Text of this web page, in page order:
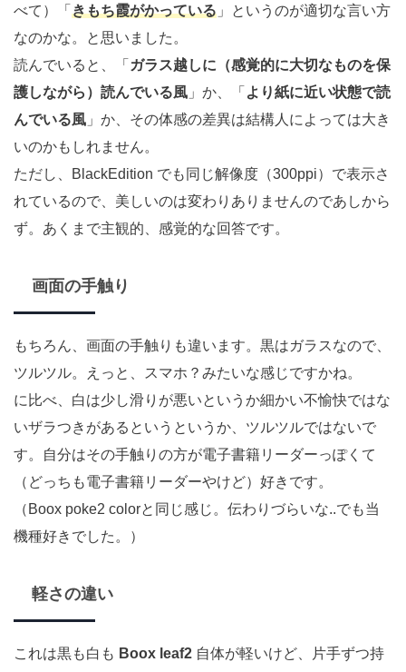
べて）「 きもち霞がかっている 」というのが適切な言い方
なのかな。と思いました。
読んでいると、「 ガラス越しに（感覚的に大切なものを保
護しながら）読んでいる風 」か、「 より紙に近い状態で読
んでいる風 」か、その体感の差異は結構人によっては大き
いのかもしれません。
ただし、BlackEdition でも同じ解像度（300ppi）で表示さ
れているので、美しいのは変わりありませんのであしから
ず。あくまで主観的、感覚的な回答です。
画面の手触り
もちろん、画面の手触りも違います。黒はガラスなので、
ツルツル。えっと、スマホ？みたいな感じですかね。
に比べ、白は少し滑りが悪いというか細かい不愉快ではな
いザラつきがあるというというか、ツルツルではないで
す。自分はその手触りの方が電子書籍リーダーっぽくて
（どっちも電子書籍リーダーやけど）好きです。
（Boox poke2 colorと同じ感じ。伝わりづらいな..でも当
機種好きでした。）
軽さの違い
これは黒も白も Boox leaf2 自体が軽いけど、片手ずつ持